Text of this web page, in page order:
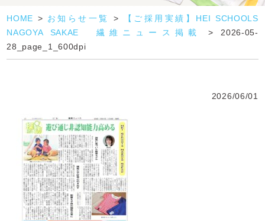
HOME > お知らせ一覧 >
【ご採用実績】HEI SCHOOLS
NAGOYA SAKAE 繊維ニュース掲載
> 2026-05-
28_page_1_600dpi
2026/06/01